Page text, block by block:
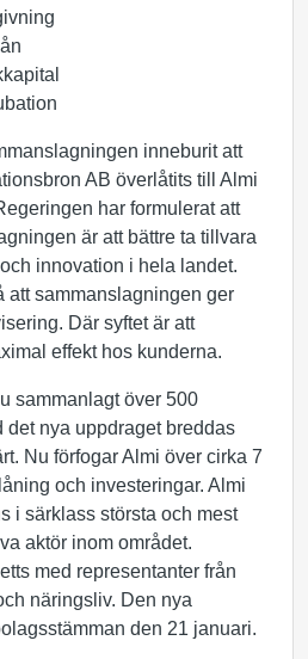
inneburit att
AB överlåtits till Almi
har formulerat att
är att bättre ta tillvara
innovation i hela landet.
att sammanslagningen ger
Där syftet är att
effekt hos kunderna.
sammanlagt över 500
det nya uppdraget breddas
Nu förfogar Almi över cirka 7
och investeringar. Almi
i särklass största och mest
aktör inom området.
med representanter från
näringsliv. Den nya
den 21 januari.